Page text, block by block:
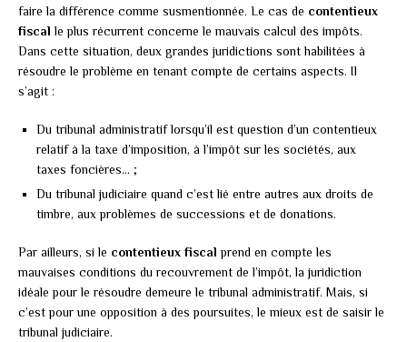
faire la différence comme susmentionnée. Le cas de contentieux
fiscal le plus récurrent concerne le mauvais calcul des impôts.
Dans cette situation, deux grandes juridictions sont habilitées à
résoudre le problème en tenant compte de certains aspects. Il
s’agit :
Du tribunal administratif lorsqu’il est question d’un contentieux
relatif à la taxe d’imposition, à l’impôt sur les sociétés, aux
taxes foncières… ;
Du tribunal judiciaire quand c’est lié entre autres aux droits de
timbre, aux problèmes de successions et de donations.
Par ailleurs, si le contentieux fiscalprend en compte les
mauvaises conditions du recouvrement de l’impôt, la juridiction
idéale pour le résoudre demeure le tribunal administratif. Mais, si
c’est pour une opposition à des poursuites, le mieux est de saisir le
tribunal judiciaire.